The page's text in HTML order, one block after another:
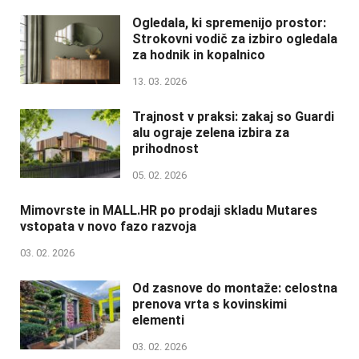
Ogledala, ki spremenijo prostor:
Strokovni vodič za izbiro ogledala
za hodnik in kopalnico
13. 03. 2026
Trajnost v praksi: zakaj so Guardi
alu ograje zelena izbira za
prihodnost
05. 02. 2026
Mimovrste in MALL.HR po prodaji skladu Mutares
vstopata v novo fazo razvoja
03. 02. 2026
Od zasnove do montaže: celostna
prenova vrta s kovinskimi
elementi
03. 02. 2026